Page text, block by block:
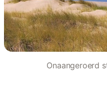
Onaangeroerd